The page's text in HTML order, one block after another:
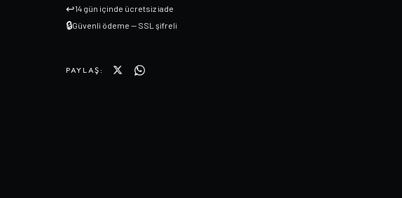
↩14 gün içinde ücretsiz iade
🔒Güvenli ödeme — SSL şifreli
PAYLAŞ: